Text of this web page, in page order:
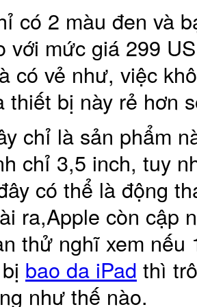
Bao da iPhone 5
Túi đựng iPad
có 2 màu đen và
với mức giá 299
có vẻ như, việc
thiết bị này rẻ hơn
chỉ là sản phẩm
chỉ 3,5 inch, tuy
có thể là động
ra,Apple còn cập
thử nghĩ xem nếu
bao da iPad thì
như thế nào.